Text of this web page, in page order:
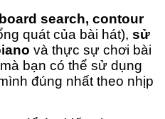
search, contour
quát của bài hát), sử
và thực sự chơi bài
bạn có thể sử dụng
đúng nhất theo nhịp